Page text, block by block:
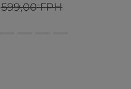
599,00 ГРН